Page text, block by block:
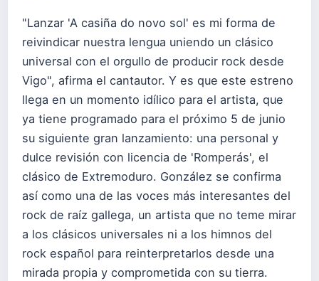
"Lanzar 'A casiña do novo sol' es mi forma de
reivindicar nuestra lengua uniendo un clásico
universal con el orgullo de producir rock desde
Vigo", afirma el cantautor. Y es que este estreno
llega en un momento idílico para el artista, que
ya tiene programado para el próximo 5 de junio
su siguiente gran lanzamiento: una personal y
dulce revisión con licencia de 'Romperás', el
clásico de Extremoduro. González se confirma
así como una de las voces más interesantes del
rock de raíz gallega, un artista que no teme mirar
a los clásicos universales ni a los himnos del
rock español para reinterpretarlos desde una
mirada propia y comprometida con su tierra.